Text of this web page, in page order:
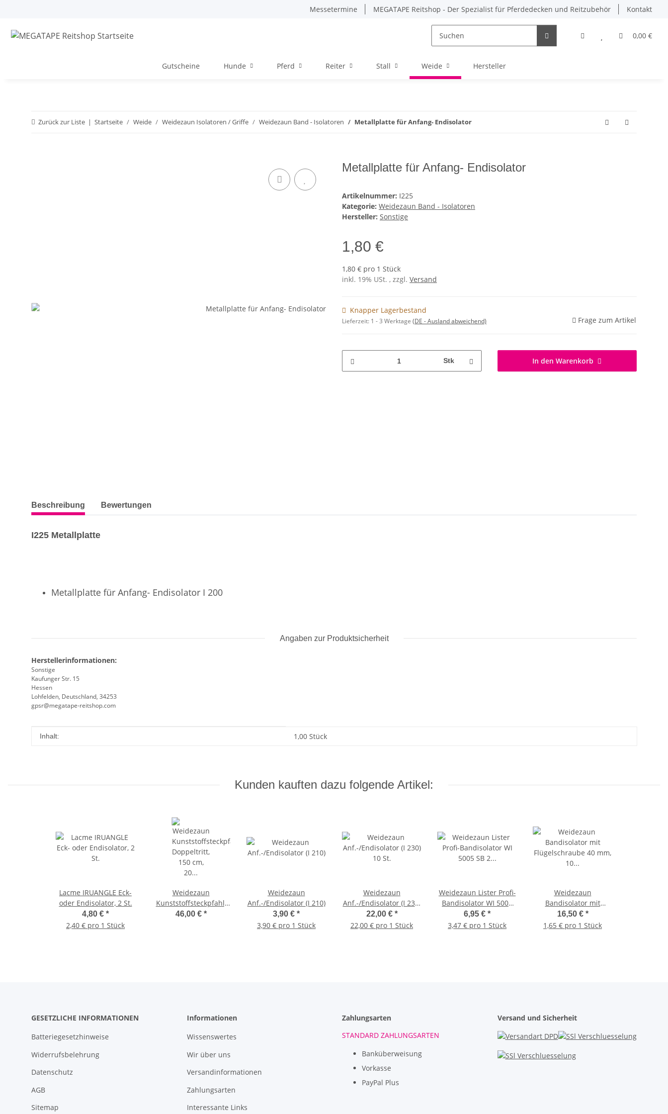
Messetermine MEGATAPE Reitshop - Der Spezialist für Pferdedecken und Reitzubehör Kontakt
0,00 €
Gutscheine Hunde Pferd Reiter Stall Weide Hersteller
Zurück zur Liste Startseite Weide Weidezaun Isolatoren / Griffe Weidezaun Band - Isolatoren Metallplatte für Anfang- Endisolator
Metallplatte für Anfang- Endisolator
Artikelnummer: I225
Kategorie: Weidezaun Band - Isolatoren
Hersteller: Sonstige
1,80 €
1,80 € pro 1 Stück
inkl. 19% USt. , zzgl. Versand
Knapper Lagerbestand
Lieferzeit: 1 - 3 Werktage (DE - Ausland abweichend) Frage zum Artikel
Stk In den Warenkorb
weitere Registerkarten anzeigen
Beschreibung Bewertungen
I225 Metallplatte
Metallplatte für Anfang- Endisolator I 200
Angaben zur Produktsicherheit
Herstellerinformationen:
Sonstige
Kaufunger Str. 15
Hessen
Lohfelden, Deutschland, 34253
gpsr@megatape-reitshop.com
Produkteigenschaft
Wert
Inhalt: 1,00 Stück
Kunden kauften dazu folgende Artikel:
Lacme IRUANGLE Eck-
oder Endisolator, 2 St.
4,80 € *
2,40 € pro 1 Stück
Weidezaun
Kunststoffsteckpfahl,
Doppeltritt, 150 cm, 20
46,00 € *
Weidezaun
Anf.-/Endisolator (I 210)
3,90 € *
3,90 € pro 1 Stück
Weidezaun
Anf.-/Endisolator (I 230)
10 St.
22,00 € *
22,00 € pro 1 Stück
Weidezaun Lister Profi-
Bandisolator WI 5005
SB 2 Stück per Pack
6,95 € *
3,47 € pro 1 Stück
Weidezaun
Bandisolator mit
Flügelschraube 40 mm,
10 St.
16,50 € *
1,65 € pro 1 Stück
GESETZLICHE INFORMATIONEN
Batteriegesetzhinweise
Widerrufsbelehrung
Datenschutz
AGB
Sitemap
Informationen
Wissenswertes
Wir über uns
Versandinformationen
Zahlungsarten
Interessante Links
Zahlungsarten
STANDARD ZAHLUNGSARTEN
Banküberweisung
Vorkasse
PayPal Plus
Versand und Sicherheit